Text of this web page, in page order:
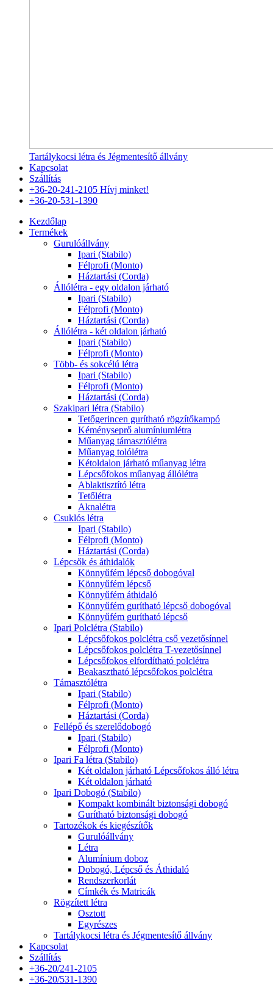
Tartálykocsi létra és Jégmentesítő állvány
Kapcsolat
Szállítás
+36-20-241-2105 Hívj minket!
+36-20-531-1390
Kezdőlap
Termékek
Gurulóállvány
Ipari (Stabilo)
Félprofi (Monto)
Háztartási (Corda)
Állólétra - egy oldalon járható
Ipari (Stabilo)
Félprofi (Monto)
Háztartási (Corda)
Állólétra - két oldalon járható
Ipari (Stabilo)
Félprofi (Monto)
Több- és sokcélú létra
Ipari (Stabilo)
Félprofi (Monto)
Háztartási (Corda)
Szakipari létra (Stabilo)
Tetőgerincen gurítható rögzítőkampó
Kéményseprő alumíniumlétra
Műanyag támasztólétra
Műanyag tolólétra
Kétoldalon járható műanyag létra
Lépcsőfokos műanyag állólétra
Ablaktisztító létra
Tetőlétra
Aknalétra
Csuklós létra
Ipari (Stabilo)
Félprofi (Monto)
Háztartási (Corda)
Lépcsők és áthidalók
Könnyűfém lépcső dobogóval
Könnyűfém lépcső
Könnyűfém áthidaló
Könnyűfém gurítható lépcső dobogóval
Könnyűfém gurítható lépcső
Ipari Polclétra (Stabilo)
Lépcsőfokos polclétra cső vezetősínnel
Lépcsőfokos polclétra T-vezetősínnel
Lépcsőfokos elfordítható polclétra
Beakasztható lépcsőfokos polclétra
Támasztólétra
Ipari (Stabilo)
Félprofi (Monto)
Háztartási (Corda)
Fellépő és szerelődobogó
Ipari (Stabilo)
Félprofi (Monto)
Ipari Fa létra (Stabilo)
Két oldalon járható Lépcsőfokos álló létra
Két oldalon járható
Ipari Dobogó (Stabilo)
Kompakt kombinált biztonsági dobogó
Gurítható biztonsági dobogó
Tartozékok és kiegészítők
Gurulóállvány
Létra
Alumínium doboz
Dobogó, Lépcső és Áthidaló
Rendszerkorlát
Címkék és Matricák
Rögzített létra
Osztott
Egyrészes
Tartálykocsi létra és Jégmentesítő állvány
Kapcsolat
Szállítás
+36-20/241-2105
+36-20/531-1390